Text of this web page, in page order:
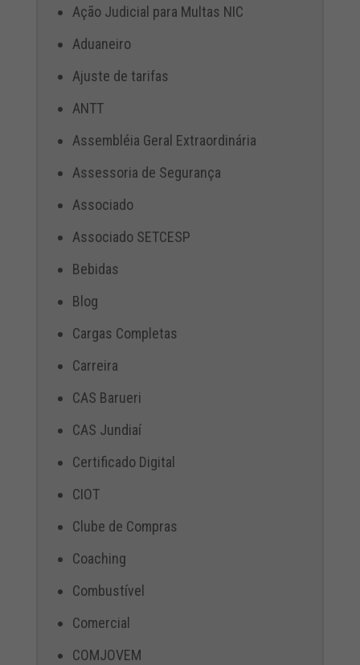
Ação Judicial para Multas NIC
Aduaneiro
Ajuste de tarifas
ANTT
Assembléia Geral Extraordinária
Assessoria de Segurança
Associado
Associado SETCESP
Bebidas
Blog
Cargas Completas
Carreira
CAS Barueri
CAS Jundiaí
Certificado Digital
CIOT
Clube de Compras
Coaching
Combustível
Comercial
COMJOVEM